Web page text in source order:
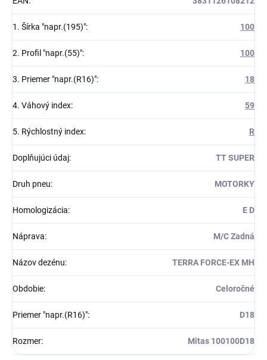
1. Šírka "napr.(195)": 100
2. Profil "napr.(55)": 100
3. Priemer "napr.(R16)": 18
4. Váhový index: 59
5. Rýchlostný index: R
Doplňujúci údaj: TT SUPER
Druh pneu: MOTORKY
Homologizácia: E D
Náprava: M/C Zadná
Názov dezénu: TERRA FORCE-EX MH
Obdobie: Celoročné
Priemer "napr.(R16)": D18
Rozmer: Mitas 100100D18